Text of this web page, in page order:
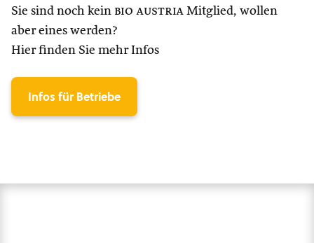
Sie sind noch kein bio austria Mitglied, wollen
aber eines werden?
Hier finden Sie mehr Infos
Infos für Betriebe